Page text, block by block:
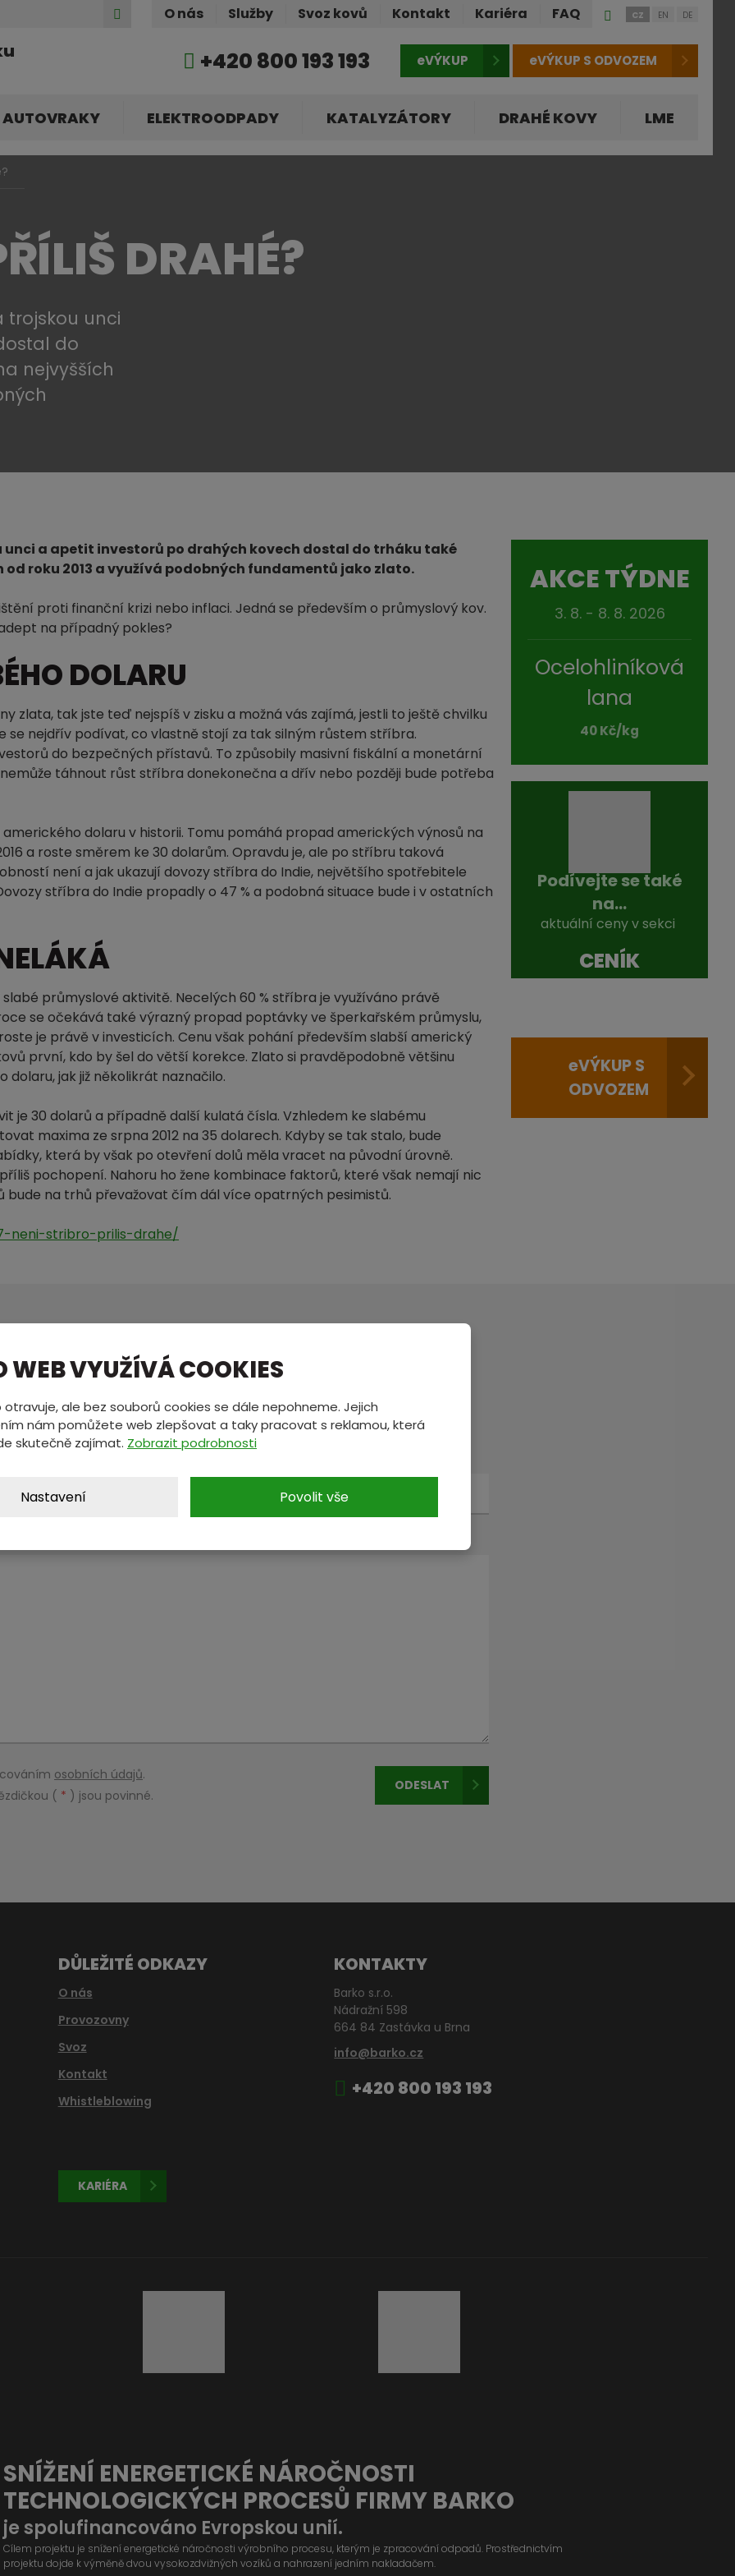
+420 800 193 193
Hledat O nás Služby Svoz kovů Kontakt Kariéra FAQ
eVÝKUP eVÝKUP S ODVOZEM
Přihlášení
klienstké
CZ EN DE
AUTOVRAKY ELEKTROODPADY KATALYZÁTORY DRAHÉ KOVY LME
DRAHÉ?
trojskou unci
do
nejvyšších
a apetit investorů po drahých kovech dostal do trháku také
roku 2013 a využívá podobných fundamentů jako zlato.
proti finanční krizi nebo inflaci. Jedná se především o průmyslový kov.
na případný pokles?
DOLARU
zlata, tak jste teď nejspíš v zisku a možná vás zajímá, jestli to ještě chvilku
nejdřív podívat, co vlastně stojí za tak silným růstem stříbra.
do bezpečných přístavů. To způsobily masivní fiskální a monetární
táhnout růst stříbra donekonečna a dřív nebo později bude potřeba
dolaru v historii. Tomu pomáhá propad amerických výnosů na
a roste směrem ke 30 dolarům. Opravdu je, ale po stříbru taková
není a jak ukazují dovozy stříbra do Indie, největšího spotřebitele
stříbra do Indie propadly o 47 % a podobná situace bude i v ostatních
průmyslové aktivitě. Necelých 60 % stříbra je využíváno právě
se očekává také výrazný propad poptávky ve šperkařském průmyslu,
je právě v investicích. Cenu však pohání především slabší americký
první, kdo by šel do větší korekce. Zlato si pravděpodobně většinu
jak již několikrát naznačilo.
je 30 dolarů a případně další kulatá čísla. Vzhledem ke slabému
maxima ze srpna 2012 na 35 dolarech. Kdyby se tak stalo, bude
která by však po otevření dolů měla vracet na původní úrovně.
pochopení. Nahoru ho žene kombinace faktorů, které však nemají nic
bude na trhů převažovat čím dál více opatrných pesimistů.
neni-stribro-prilis-drahe/
AKCE TÝDNE
3. 8. - 8. 8. 2026
Ocelohliníková
lana
40 Kč/kg
Podívejte se také
na...
aktuální ceny v sekci
CENÍK
eVÝKUP S
ODVOZEM
MÁTE NĚCO NA SRDCI?
osobních údajů.
( * ) jsou povinné.
ODESLAT
DŮLEŽITÉ ODKAZY
O nás
Provozovny
Svoz
Kontakt
Whistleblowing
KARIÉRA
KONTAKTY
Barko s.r.o.
Nádražní 598
664 84 Zastávka u Brna
info@barko.cz
+420 800 193 193
SNÍŽENÍ ENERGETICKÉ NÁROČNOSTI
TECHNOLOGICKÝCH PROCESŮ FIRMY BARKO
je spolufinancováno Evropskou unií.
Cílem projektu je snížení energetické náročnosti výrobního procesu, kterým je zpracování odpadů. Prostřednictvím
projektu dojde k výměně dvou vysokozdvižných vozíků a nahrazení jedním nakladačem.
WEB VYUŽÍVÁ COOKIES
otravuje, ale bez souborů cookies se dále nepohneme. Jejich
nám pomůžete web zlepšovat a taky pracovat s reklamou, která
skutečně zajímat. Zobrazit podrobnosti
Nastavení Povolit vše